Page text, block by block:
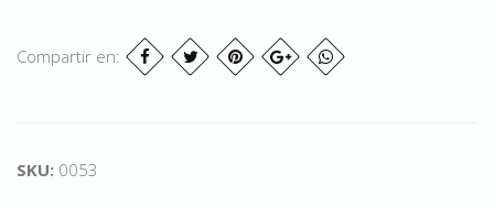
Compartir en:
SKU: 0053